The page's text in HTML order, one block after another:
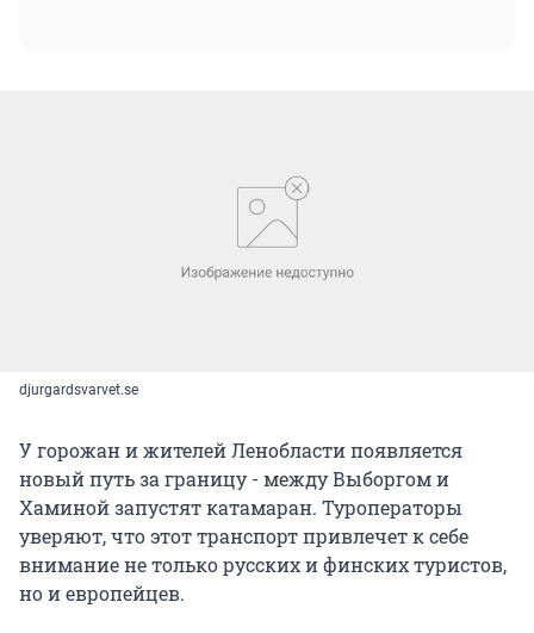
djurgardsvarvet.se
У горожан и жителей Ленобласти появляется
новый путь за границу - между Выборгом и
Хаминой запустят катамаран. Туроператоры
уверяют, что этот транспорт привлечет к себе
внимание не только русских и финских туристов,
но и европейцев.